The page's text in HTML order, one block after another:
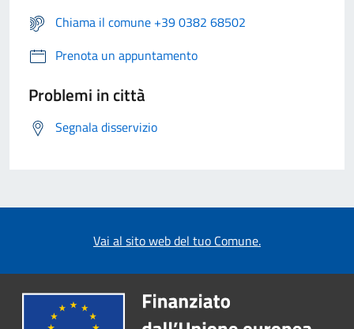
Chiama il comune +39 0382 68502
Prenota un appuntamento
Problemi in città
Segnala disservizio
Vai al sito web del tuo Comune.